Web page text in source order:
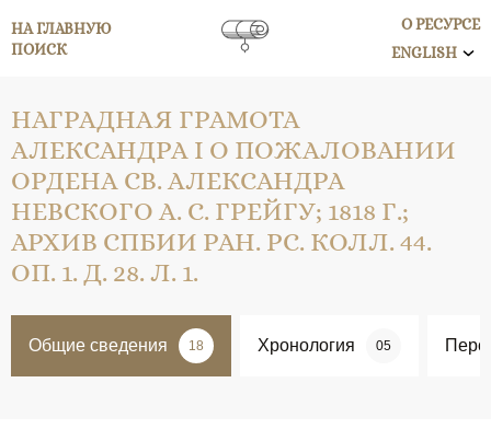
НА ГЛАВНУЮ
ПОИСК
О РЕСУРСЕ
ENGLISH
НАГРАДНАЯ ГРАМОТА
АЛЕКСАНДРА I О ПОЖАЛОВАНИИ
ОРДЕНА СВ. АЛЕКСАНДРА
НЕВСКОГО А. С. ГРЕЙГУ; 1818 Г.;
АРХИВ СПБИИ РАН. РС. КОЛЛ. 44.
ОП. 1. Д. 28. Л. 1.
Общие сведения 18 Хронология 05